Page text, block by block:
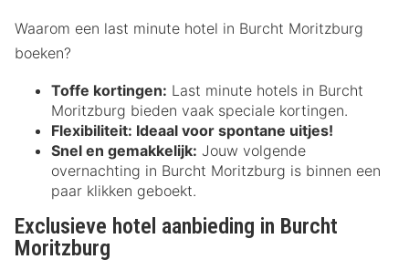
Waarom een last minute hotel in Burcht Moritzburg
boeken?
Toffe kortingen: Last minute hotels in Burcht
Moritzburg bieden vaak speciale kortingen.
Flexibiliteit: Ideaal voor spontane uitjes!
Snel en gemakkelijk: Jouw volgende
overnachting in Burcht Moritzburg is binnen een
paar klikken geboekt.
Exclusieve hotel aanbieding in Burcht
Moritzburg